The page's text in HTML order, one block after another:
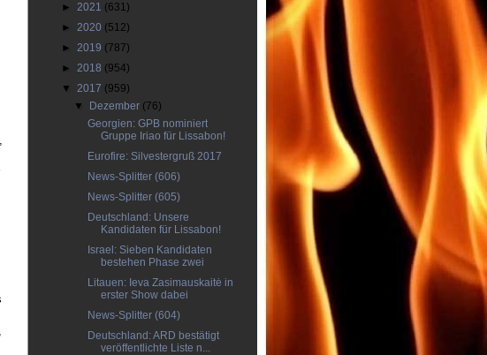
► 2021 (631)
► 2020 (512)
► 2019 (787)
► 2018 (954)
▼ 2017 (959)
▼
Dezember (76)
Georgien: GPB nominiert
Gruppe Iriao für Lissabon!
Eurofire: Silvestergruß 2017
News-Splitter (606)
News-Splitter (605)
Deutschland: Unsere
Kandidaten für Lissabon!
Israel: Sieben Kandidaten
bestehen Phase zwei
Litauen: Ieva Zasimauskaitė in
erster Show dabei
News-Splitter (604)
Deutschland: ARD bestätigt
veröffentlichte Liste n...